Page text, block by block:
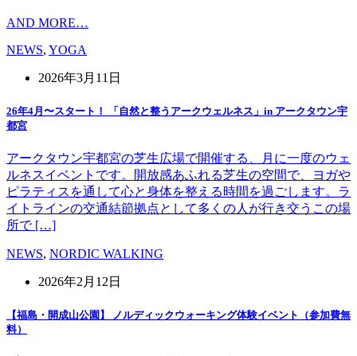
AND MORE…
NEWS, YOGA
2026年3月11日
26年4月〜スタート！ 「自然と整うアークウェルネス」in アークタウン宇
都宮
アークタウン宇都宮の芝生広場で開催する、月に一度のウェ
ルネスイベントです。開放感あふれる芝生の空間で、ヨガや
ピラティスを通して心と身体を整える時間を過ごします。ラ
イトラインの交通結節拠点として多くの人が行き交うこの場
所で […]
NEWS, NORDIC WALKING
2026年2月12日
【福島・開成山公園】 ノルディックウォーキング体験イベント（参加費無
料）